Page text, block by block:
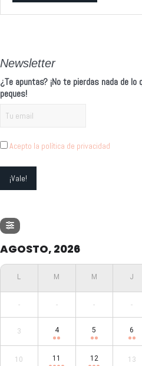
Newsletter
¿Te apuntas? ¡No te pierdas nada de
peques!
Acepto la política de privacidad
AGOSTO, 2026
- - - -
3 4 5 6
10 11 12 13